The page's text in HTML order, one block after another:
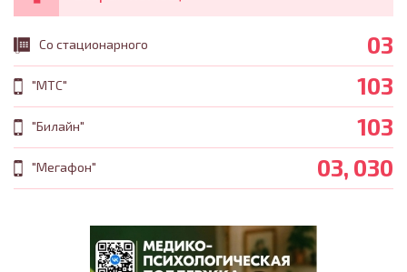
Со стационарного 03
"МТС" 103
"Билайн" 103
"Мегафон" 03, 030